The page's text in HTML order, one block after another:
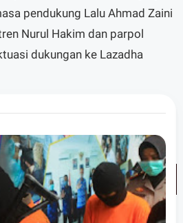
pendukung Lalu Ahmad Zaini
Nurul Hakim dan parpol
dukungan ke Lazadha
bersama dan nanti pada
Kata LAZ.